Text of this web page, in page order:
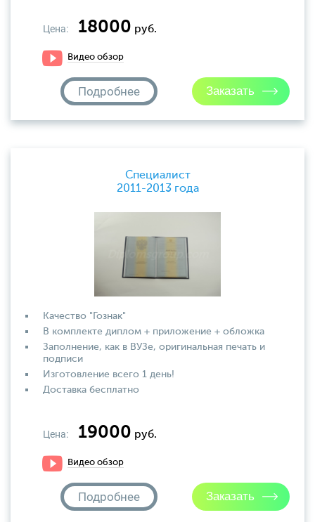
Цена: 18000 руб.
Видео обзор
Подробнее
Специалист
2011-2013 года
Качество "Гознак"
В комплекте диплом + приложение + обложка
Заполнение, как в ВУЗе, оригинальная печать и
подписи
Изготовление всего 1 день!
Доставка бесплатно
Цена: 19000 руб.
Видео обзор
Подробнее